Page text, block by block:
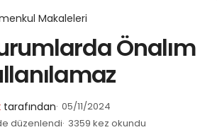
Makaleleri
Önalım
tarafından 05/11/2024
düzenlendi 3359 kez okundu